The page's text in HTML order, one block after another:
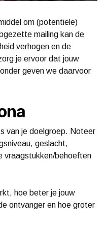
om (potentiële)
mailing kan de
verhogen en de
je ervoor dat jouw
geven we daarvoor
van je doelgroep. Noteer
geslacht,
vraagstukken/behoeften
hoe beter je jouw
ontvanger en hoe groter